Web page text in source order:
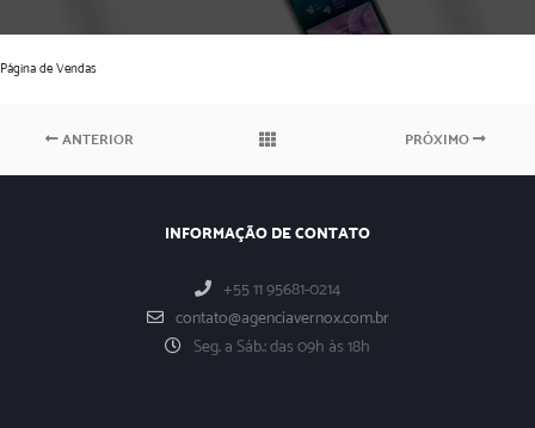
Página de Vendas
ANTERIOR PRÓXIMO
INFORMAÇÃO DE CONTATO
+55 11 95681-0214
contato@agenciavernox.com.br
Seg. a Sáb.: das 09h às 18h